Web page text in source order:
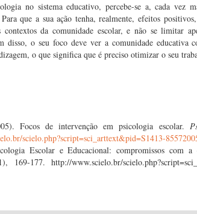
no sistema educativo, percebe-se a, cada vez
que a sua ação tenha, realmente, efeitos
da comunidade escolar, e não se limitar
disso, o seu foco deve ver a comunidade educativa
o que significa que é preciso otimizar o seu
Focos de intervenção em psicologia escolar.
scielo.php?script=sci_arttext&pid=S1413-
Escolar e Educacional: compromissos com a
169-177. http://www.scielo.br/